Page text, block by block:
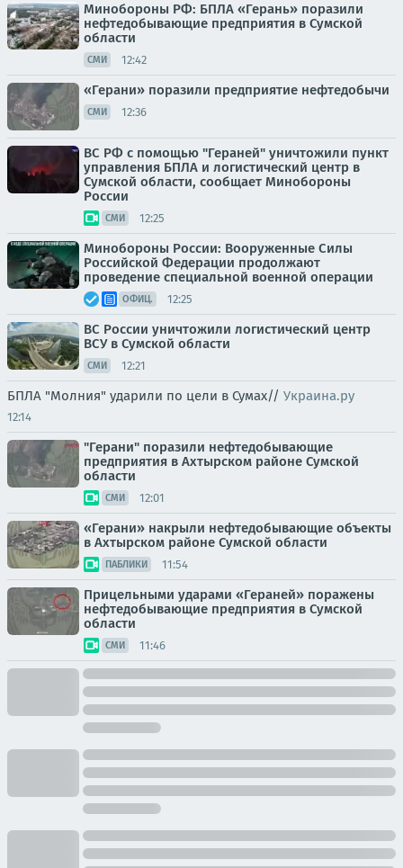
Минобороны РФ: БПЛА «Герань» поразили
нефтедобывающие предприятия в Сумской
области
СМИ 12:42
«Герани» поразили предприятие нефтедобычи
СМИ 12:36
ВС РФ с помощью "Гераней" уничтожили пункт
управления БПЛА и логистический центр в
Сумской области, сообщает Минобороны
России
СМИ 12:25
Минобороны России: Вооруженные Силы
Российской Федерации продолжают
проведение специальной военной операции
ОФИЦ. 12:25
ВС России уничтожили логистический центр
ВСУ в Сумской области
СМИ 12:21
БПЛА "Молния" ударили по цели в Сумах// Украина.ру
12:14
"Герани" поразили нефтедобывающие
предприятия в Ахтырском районе Сумской
области
СМИ 12:01
«Герани» накрыли нефтедобывающие объекты
в Ахтырском районе Сумской области
ПАБЛИКИ 11:54
Прицельными ударами «Гераней» поражены
нефтедобывающие предприятия в Сумской
области
СМИ 11:46